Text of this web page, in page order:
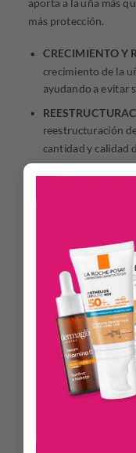
aporta a la uña más
más protección.
CRECIMIENTO Y
crecimiento de la
ayudando a evitar
reestructuración
cantidad y calidad
mejoran la
+QUERATINA:
las
fuertes y
+HIDRATACIÓN:
profundidad uñas y
reduciendo el
sanas.
Aporta